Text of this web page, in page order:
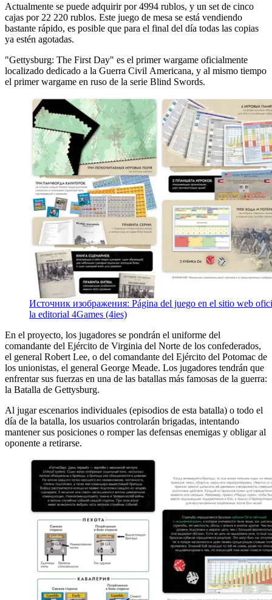
Actualmente se puede adquirir por 4994 rublos, y un set de cinco
cajas por 22 220 rublos. Este juego de mesa se está vendiendo
bastante rápido, es posible que para el final del día todas las copias
ya estén agotadas.
"Gettysburg: The First Day" es el primer wargame oficialmente
localizado dedicado a la Guerra Civil Americana, y al mismo tiempo
el primer wargame en ruso de la serie Blind Swords.
Источник изображения: Página del juego en el sitio web
la editorial 4Games (4ies)
En el proyecto, los jugadores se pondrán el uniforme del
comandante del Ejército de Virginia del Norte de los confederados,
el general Robert Lee, o del comandante del Ejército del Potomac de
los unionistas, el general George Meade. Los jugadores tendrán que
enfrentar sus fuerzas en una de las batallas más famosas de la guerra:
la Batalla de Gettysburg.
Al jugar escenarios individuales (episodios de esta batalla) o todo el
día de la batalla, los usuarios controlarán brigadas, intentando
mantener sus posiciones o romper las defensas enemigas y obligar al
oponente a retirarse.